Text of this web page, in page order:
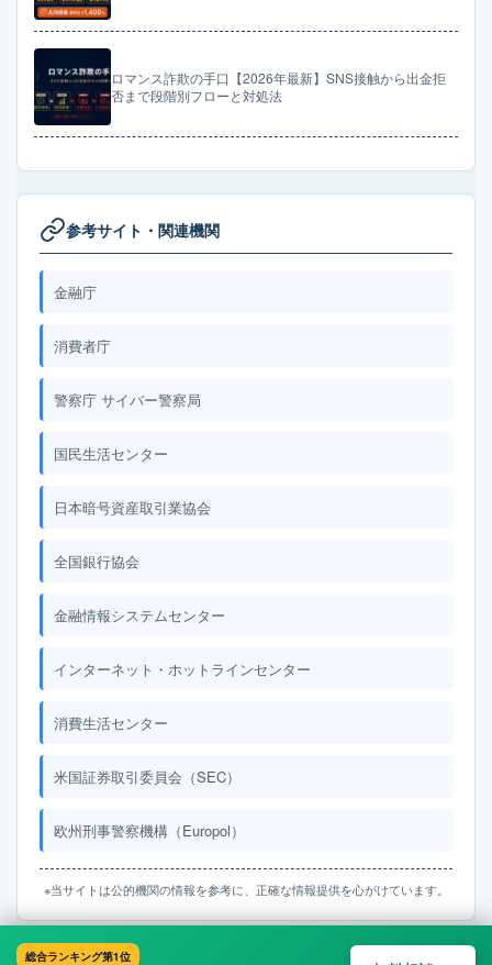
ロマンス詐欺の手口【2026年最新】SNS接触から出金拒
否まで段階別フローと対処法
参考サイト・関連機関
金融庁
消費者庁
警察庁 サイバー警察局
国民生活センター
日本暗号資産取引業協会
全国銀行協会
金融情報システムセンター
インターネット・ホットラインセンター
消費生活センター
米国証券取引委員会（SEC）
欧州刑事警察機構（Europol）
※当サイトは公的機関の情報を参考に、正確な情報提供を心がけています。
総合ランキング第1位